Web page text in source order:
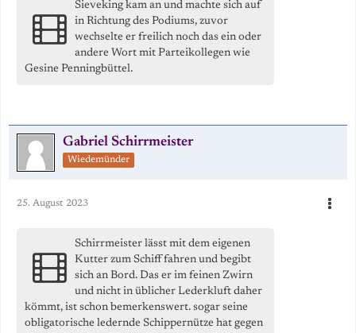
Sieveking kam an und machte sich auf
in Richtung des Podiums, zuvor
wechselte er freilich noch das ein oder
andere Wort mit Parteikollegen wie
Gesine Penningbüttel.
Gabriel Schirrmeister
Wiedemünder
25. August 2023
Schirrmeister lässt mit dem eigenen
Kutter zum Schiff fahren und begibt
sich an Bord. Das er im feinen Zwirn
und nicht in üblicher Lederkluft daher
kömmt, ist schon bemerkenswert. sogar seine
obligatorische ledernde Schippernütze hat gegen